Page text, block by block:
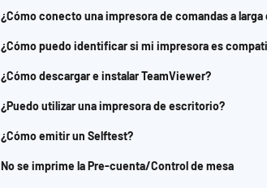
¿Cómo conecto una impresora de comandas a
¿Cómo puedo identificar si mi impresora es
¿Cómo descargar e instalar TeamViewer?
¿Puedo utilizar una impresora de escritorio?
¿Cómo emitir un Selftest?
No se imprime la Pre-cuenta/Control de mesa